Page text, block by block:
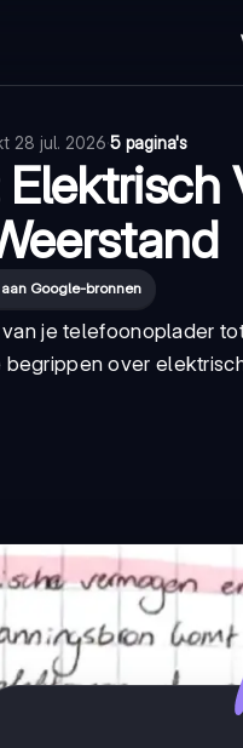
28 jul. 2026·5 pagina's
Google-bronnen
je telefoonoplader
over